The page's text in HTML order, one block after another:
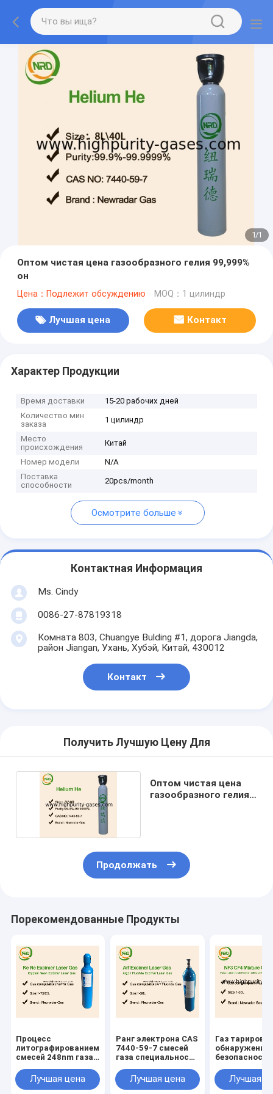
1/1
Оптом чистая цена газообразного гелия 99,999%
он
Цена：Подлежит обсуждению MOQ：1 цилиндр
Лучшая цена Контакт
Характер Продукции
Время доставки
15-20 рабочих дней
Количество мин
заказа
1 цилиндр
Место
происхождения
Китай
Номер модели
N/A
Поставка
способности
20pcs/month
Осмотрите больше
Контактная Информация
Ms. Cindy
0086-27-87819318
Комната 803, Chuangye Bulding #1, дорога Jiangda,
район Jiangan, Ухань, Хубэй, Китай, 430012
Контакт
Получить Лучшую Цену Для
Оптом чистая цена
газообразного гелия
Продолжать
Порекомендованные Продукты
Процесс
литографированием
смесей 248nm газа
криптона неоновый
Лучшая цена
Ранг электрона CAS
7440-59-7 смесей
газа специальности
Лучшая цена
Газ
обнаружения
безопасности
движения
Китая
Лучшая